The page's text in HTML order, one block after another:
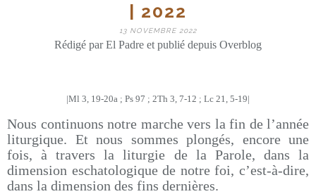
| 2022
13 NOVEMBRE 2022
Rédigé par El Padre et publié depuis Overblog
|Ml 3, 19-20a ; Ps 97 ; 2Th 3, 7-12 ; Lc 21, 5-19|
Nous continuons notre marche vers la fin de l’année
liturgique. Et nous sommes plongés, encore une
fois, à travers la liturgie de la Parole, dans la
dimension eschatologique de notre foi, c’est-à-dire,
dans la dimension des fins dernières.